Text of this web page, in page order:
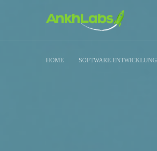
HOME SOFTWARE-ENTWICKLUNG